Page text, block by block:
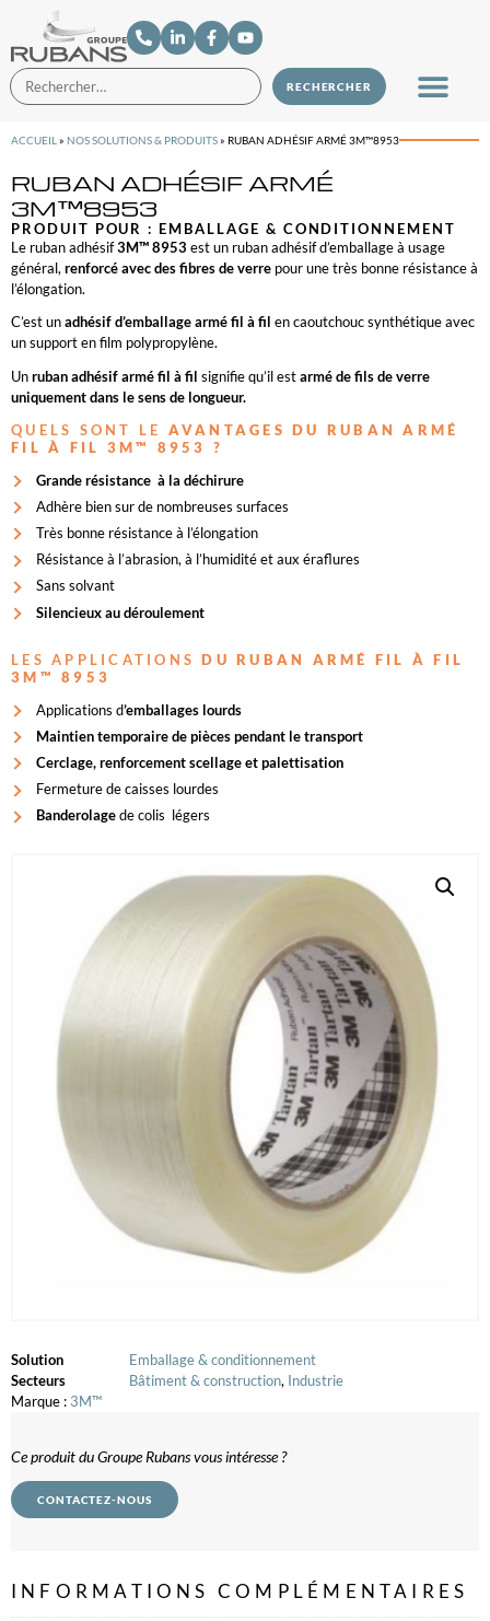
ACCUEIL » NOS SOLUTIONS & PRODUITS» RUBAN ADHÉSIF ARMÉ 3M™8953
RUBAN ADHÉSIF ARMÉ
3M™8953
PRODUIT POUR : EMBALLAGE & CONDITIONNEMENT
Le ruban adhésif3M™ 8953 est un ruban adhésif d’emballage à usage
général, renforcé avec des fibres de verre pour une très bonne résistance à
l’élongation.
C’est unadhésif d’emballage armé fil à fil en caoutchouc synthétique avec
un support en film polypropylène.
Unruban adhésif armé fil à fil signifie qu’il estarmé de fils de verre
uniquement dans le sens de longueur.
QUELS SONT LE AVANTAGES DU RUBAN ARMÉ
FIL À FIL 3M™ 8953 ?
Grande résistance à la déchirure
Adhère bien sur de nombreuses surfaces
Très bonne résistance à l’élongation
Résistance à l’abrasion, à l’humidité et aux éraflures
Sans solvant
Silencieux au déroulement
LES APPLICATIONSDU RUBAN ARMÉ FIL À FIL
3M™ 8953
Applications d’emballages lourds
Maintien temporaire de pièces pendant le transport
Cerclage, renforcement scellage et palettisation
Fermeture de caisses lourdes
Banderolagede colis légers
Solution
Emballage & conditionnement
Secteurs
Bâtiment & construction, Industrie
Marque : 3M™
Ce produit du Groupe Rubans vous intéresse ?
CONTACTEZ-NOUS
INFORMATIONS COMPLÉMENTAIRES